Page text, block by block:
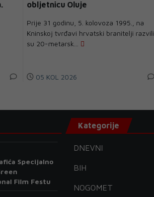
obljetnicu Oluje
Prije 31 godinu, 5. kolovoza 1995., na
Kninskoj tvrđavi hrvatski branitelji razvili
su 20-metarsk...
05 KOL 2026
Specijalno
Film Festu
Kategorije
DNEVNI
BIH
NOGOMET